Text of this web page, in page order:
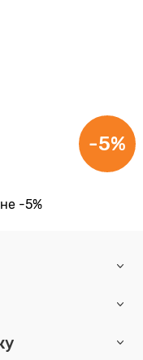
-5%
-5%